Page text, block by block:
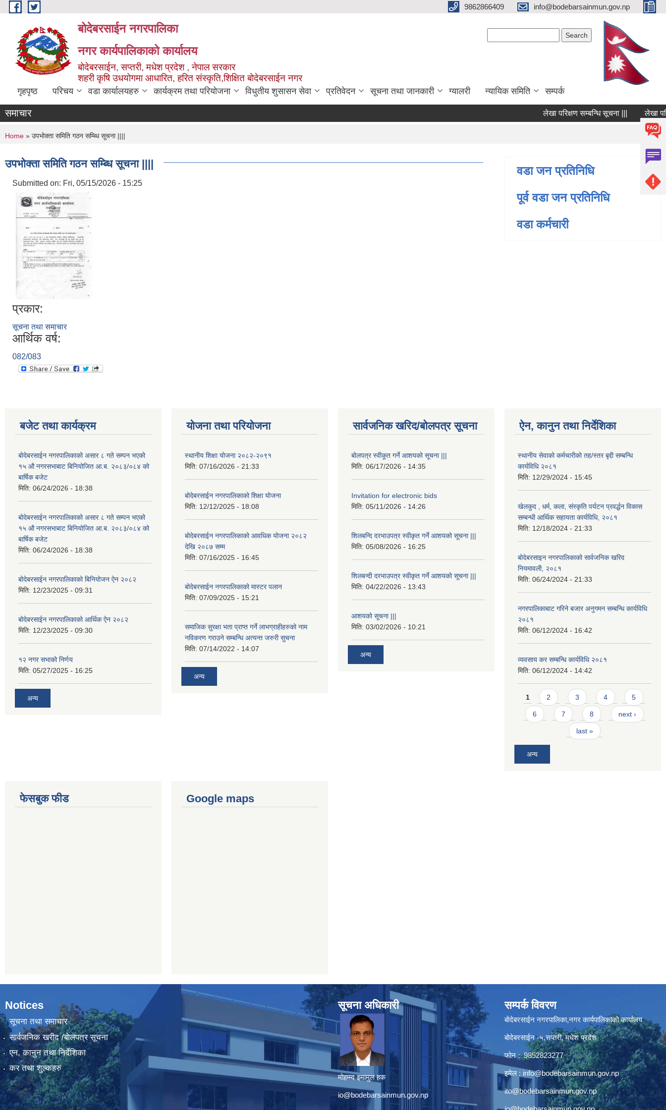
Skip to main content 9862866409 info@bodebarsainmun.gov.np
बोदेबरसाईन नगरपालिका
नगर कार्यपालिकाको कार्यालय
बोदेबरसाईन, सप्तरी, मधेश प्रदेश , नेपाल सरकार
शहरी कृषि उधयोगमा आधारित, हरित संस्कृति,शिक्षित बोदेबरसाईन नगर
गृहपृष्ठ परिचय वडा कार्यालयहरु कार्यक्रम तथा परियोजना विधुतीय शुसासन सेवा प्रतिवेदन सूचना तथा जानकारी ग्यालरी न्यायिक समिति सम्पर्क
समाचार लेखा परिक्षण सम्बन्धि सूचना ||| लेखा
You are here
Home » उपभोक्ता समिति गठन सम्ब्धि सूचना ||||
उपभोक्ता समिति गठन सम्ब्धि सूचना ||||
Submitted on: Fri, 05/15/2026 - 15:25
प्रकार:
सूचना तथा समाचार
आर्थिक वर्ष:
082/083
वडा जन प्रतिनिधि
पूर्व वडा जन प्रतिनिधि
वडा कर्मचारी
बजेट तथा कार्यक्रम
बोदेबरसाईन नगरपालिकाको असार ८ गते सम्पन भएको
१५ ‍‍‍औ नगरसभाबाट बिनियोजित आ.ब. २०८३/०८४ को
बार्षिक बजेट
मिति: 06/24/2026 - 18:38
बोदेबरसाईन नगरपालिकाको असार ८ गते सम्पन भएको
१५ ‍‍‍औ नगरसभाबाट बिनियोजित आ.ब. २०८३/०८४ को
बार्षिक बजेट
मिति: 06/24/2026 - 18:38
बोदेबरसाईन नगरपालिकाको बिनियोजन ऐन २०८२
मिति: 12/23/2025 - 09:31
बोदेबरसाईन नगरपालिकाको आर्थिक ऐन २०८२
मिति: 12/23/2025 - 09:30
१२ नगर सभाको निर्णय
मिति: 05/27/2025 - 16:25
अन्य
योजना तथा परियोजना
स्थानीय शिक्षा योजना २०८२-२०९१
मिति: 07/16/2026 - 21:33
बोदेबरसाईन नगरपालिकाको शिक्षा योजना
मिति: 12/12/2025 - 18:08
बोदेबरसाईन नगरपालिकाको आवधिक योजना २०८२
देखि २०८७ सम्म
मिति: 07/16/2025 - 16:45
बोदेबरसाईन नगरपालिकाको मास्टर पलान
मिति: 07/09/2025 - 15:21
समाजिक सुरक्षा भता प्राप्त गर्ने लाभग्राहीहरुको नाम
नविकरण गराउने सम्बन्धि अत्यन्त जरुरी सुचना
मिति: 07/14/2022 - 14:07
अन्य
सार्वजनिक खरिद/बोलपत्र सूचना
बोलपत्र स्वीकूत गर्ने आशयको सूचना |||
मिति: 06/17/2026 - 14:35
Invitation for electronic bids
मिति: 05/11/2026 - 14:26
शिलबन्दि दरभाउपत्र स्वीकृत गर्ने आशयको सूचना |||
मिति: 05/08/2026 - 16:25
शिलबन्दी दरभाउपत्र स्वीकृत गर्ने आशयको सूचना |||
मिति: 04/22/2026 - 13:43
आशयको सूचना |||
मिति: 03/02/2026 - 10:21
अन्य
ऐन, कानुन तथा निर्देशिका
स्थानीय सेवाको कर्मचारीको तह/स्तर बृद्दी सम्बन्धि
कार्यविधि २०८१
मिति: 12/29/2024 - 15:45
खेलकुद , धर्म, कला, संस्कृति पर्यटन प्रवर्द्धन विकास
सम्बन्धी आर्थिक सहायता कार्यविधि, २०८१
मिति: 12/18/2024 - 21:33
बोदेबरसाइन नगरपालिकाको सार्वजनिक खरिद
नियमावली, २०८१
मिति: 06/24/2024 - 21:33
नगरपालिकाबाट गरिने बजार अनुगमन सम्बन्धि कार्यविधि
२०८१
मिति: 06/12/2024 - 16:42
व्यवसाय कर सम्बन्धि कार्यविधि २०८१
मिति: 06/12/2024 - 14:42
Pages
1 2 3 4 5
6 7 8 next ›
last »
अन्य
फेसबुक फीड Google maps
Notices
सूचना तथा समाचार
सार्वजनिक खरीद /बोलपत्र सूचना
एन, कानुन तथा निर्देशिका
कर तथा शुल्कहरु
सूचना अधिकारी
मोहम्म्द इमामुल हक
io@bodebarsainmun.gov.np
सम्पर्क विवरण
बोदेबरसाईन नगरपालिका,नगर कार्यपालिकाको कार्यालय
बोदेबरसाईन -५,सप्तरी, मधेश प्रदेश
फोन : 9852823277
इमेल : info@bodebarsainmun.gov.np
ito@bodebarsainmun.gov.np